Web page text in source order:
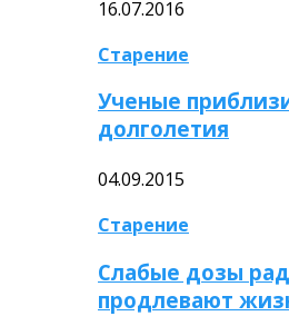
16.07.2016
Старение
Ученые
долголетия
04.09.2015
Старение
Слабые дозы
продлевают